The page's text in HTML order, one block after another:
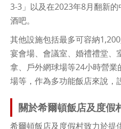
3-3」以及在2023年8月翻新
酒吧。
其他設施包括最多可容納
宴會場、會議室、婚禮禮堂、
拿、戶外網球場等24小時營
場等，作為多功能飯店來說，
關於希爾頓飯店及度假
希爾頓飯店及度假村致力於提